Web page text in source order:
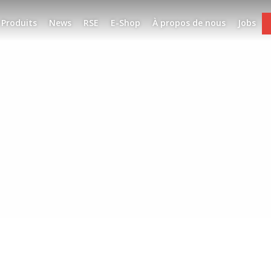
Produits News RSE E-Shop À propos de nous Jobs